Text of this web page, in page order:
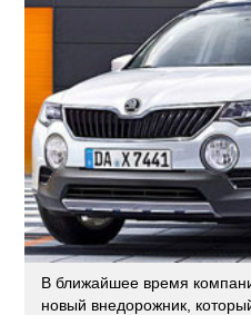
В ближайшее время
новый внедорожник,